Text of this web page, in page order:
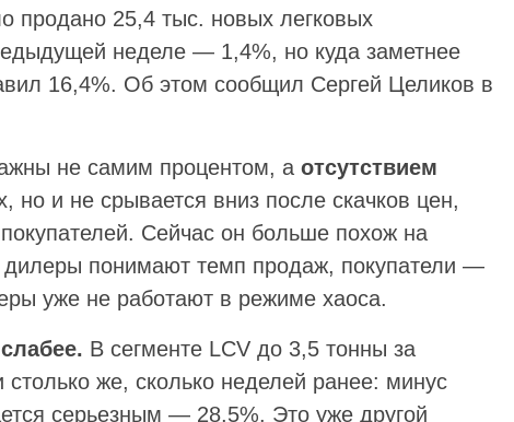
25,4 тыс. новых легковых
неделе — 1,4%, но куда заметнее
16,4%. Об этом сообщил Сергей Целиков в
не самим процентом, а отсутствием
но и не срывается вниз после скачков цен,
Сейчас он больше похож на
дилеры понимают темп продаж, покупатели —
уже не работают в режиме хаоса.
В сегменте LCV до 3,5 тонны за
же, сколько неделей ранее: минус
серьезным — 28,5%. Это уже другой